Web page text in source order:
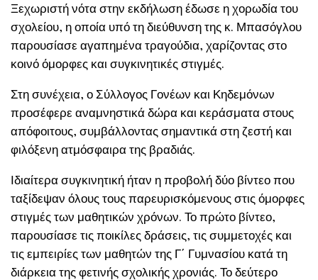
Ξεχωριστή νότα στην εκδήλωση έδωσε η χορωδία του
σχολείου, η οποία υπό τη διεύθυνση της κ. Μπασόγλου
παρουσίασε αγαπημένα τραγούδια, χαρίζοντας στο
κοινό όμορφες και συγκινητικές στιγμές.
Στη συνέχεια, ο Σύλλογος Γονέων και Κηδεμόνων
προσέφερε αναμνηστικά δώρα και κεράσματα στους
απόφοιτους, συμβάλλοντας σημαντικά στη ζεστή και
φιλόξενη ατμόσφαιρα της βραδιάς.
Ιδιαίτερα συγκινητική ήταν η προβολή δύο βίντεο που
ταξίδεψαν όλους τους παρευρισκόμενους στις όμορφες
στιγμές των μαθητικών χρόνων. Το πρώτο βίντεο,
παρουσίασε τις ποικίλες δράσεις, τις συμμετοχές και
τις εμπειρίες των μαθητών της Γ΄ Γυμνασίου κατά τη
διάρκεια της φετινής σχολικής χρονιάς. Το δεύτερο